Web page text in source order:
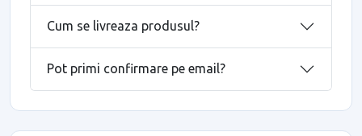
Cum se livreaza produsul?
Pot primi confirmare pe email?